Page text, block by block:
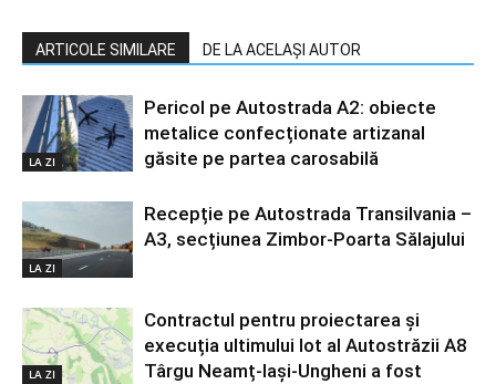
ARTICOLE SIMILARE DE LA ACELAȘI AUTOR
LA ZI
Pericol pe Autostrada A2: obiecte
metalice confecționate artizanal
găsite pe partea carosabilă
LA ZI
Recepție pe Autostrada Transilvania –
A3, secțiunea Zimbor-Poarta Sălajului
LA ZI
Contractul pentru proiectarea și
execuția ultimului lot al Autostrăzii A8
Târgu Neamț-Iași-Ungheni a fost